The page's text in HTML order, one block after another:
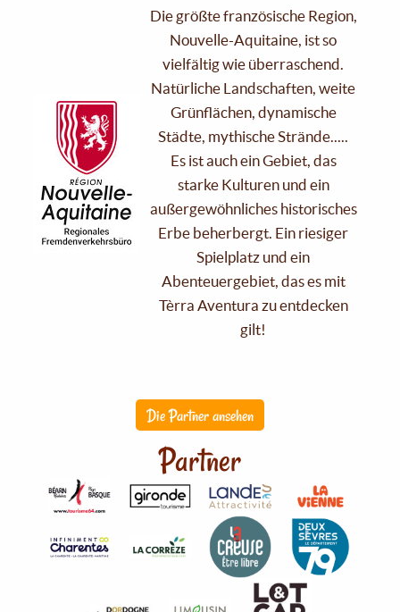
Die größte französische Region,
Nouvelle-Aquitaine, ist so
vielfältig wie überraschend.
Natürliche Landschaften, weite
Grünflächen, dynamische
Städte, mythische Strände.....
Es ist auch ein Gebiet, das
starke Kulturen und ein
außergewöhnliches historisches
Erbe beherbergt. Ein riesiger
Spielplatz und ein
Abenteuergebiet, das es mit
Tèrra Aventura zu entdecken
gilt!
Die Partner ansehen
Partner